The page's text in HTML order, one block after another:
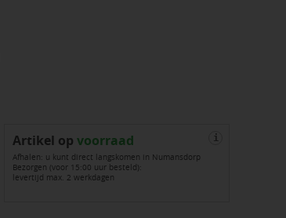
Artikel op voorraad
Afhalen: u kunt direct langskomen in Numansdorp
Bezorgen (voor 15:00 uur besteld):
levertijd max. 2 werkdagen
i